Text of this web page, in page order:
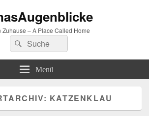
Zuhause – A Place Called Home
Suchen
nach:
Suchen
Menü
KATZENKLAU